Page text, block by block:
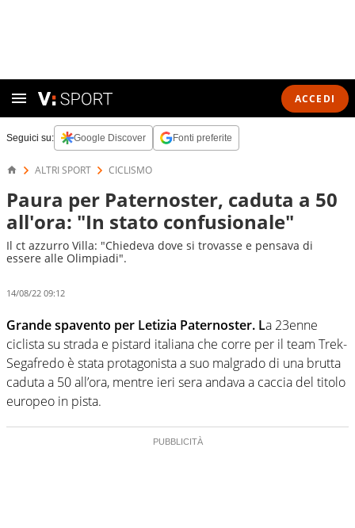
ACCEDI
Seguici su: Google Discover Fonti preferite
ALTRI SPORT CICLISMO
Paura per Paternoster, caduta a 50
all'ora: "In stato confusionale"
Il ct azzurro Villa: "Chiedeva dove si trovasse e pensava di
essere alle Olimpiadi".
14/08/22 09:12
Grande spavento per Letizia Paternoster. La 23enne
ciclista su strada e pistard italiana che corre per il team Trek-
Segafredo è stata protagonista a suo malgrado di una brutta
caduta a 50 all’ora, mentre ieri sera andava a caccia del titolo
europeo in pista.